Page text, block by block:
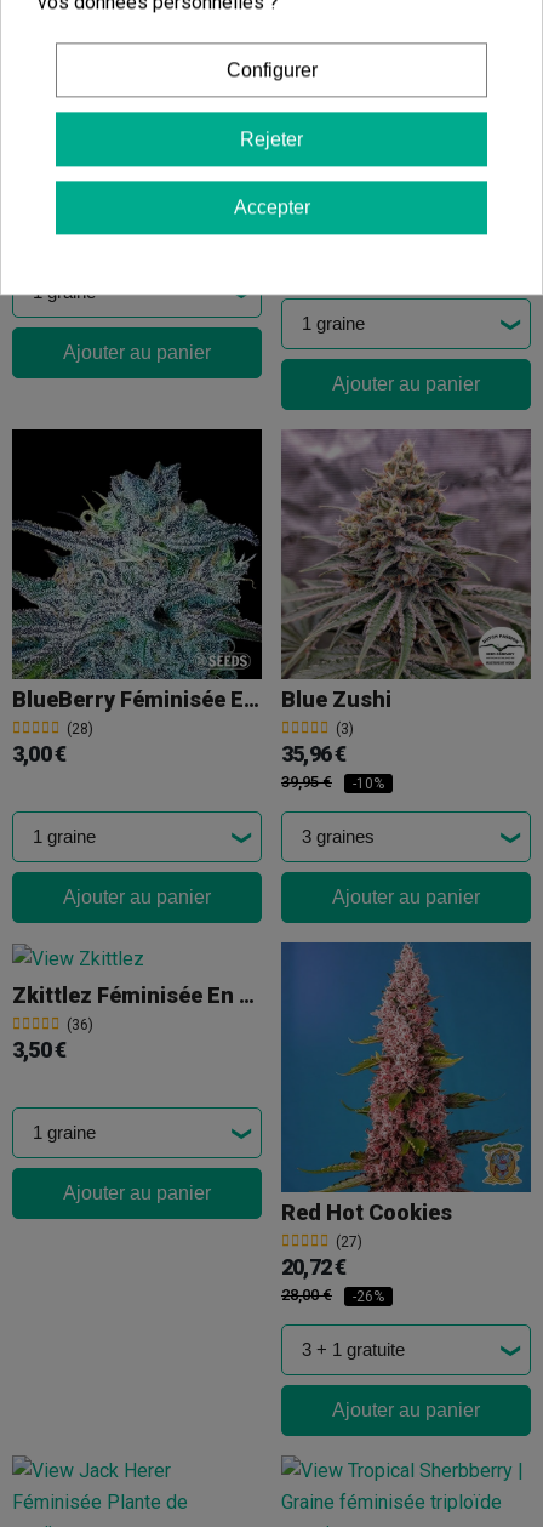
(9)
-20%
Ajouter au panier
Strawberry Banana
7,20 €
Ajouter au panier
BlueBerry Féminisée En Vrac
(28)
3,00 €
Ajouter au panier
Blue Zushi
(3)
35,96 €
39,95 € -10%
Ajouter au panier
Zkittlez Féminisée En Vrac
(36)
3,50 €
Ajouter au panier
Red Hot Cookies
(27)
20,72 €
28,00 € -26%
Ajouter au panier
Configurer
Rejeter
Accepter